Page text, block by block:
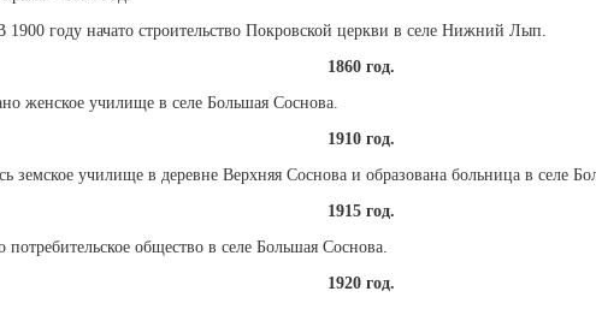
1900 году начато строительство Покровской церкви в селе Нижний Лып.
1860 год.
женское училище в селе Большая Соснова.
1910 год.
земское училище в деревне Верхняя Соснова и образована больница в селе
1915 год.
потребительское общество в селе Большая Соснова.
1920 год.